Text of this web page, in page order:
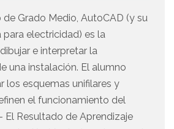
de Grado Medio, AutoCAD (y su
para electricidad) es la
e interpretar la
una instalación. El alumno
los esquemas unifilares y
el funcionamiento del
El Resultado de Aprendizaje